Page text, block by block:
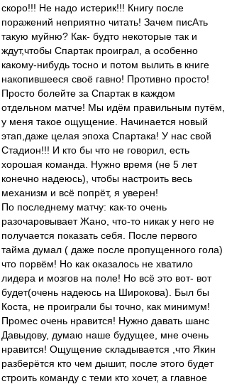
скоро!!! Не надо истерик!!! Книгу после
поражений неприятно читать! Зачем писАть
такую муйню? Как- будто некоторые так и
ждут,чтобы Спартак проиграл, а особенно
какому-нибудь тосно и потом вылить в книге
накопившееся своё гавно! Противно просто!
Просто болейте за Спартак в каждом
отдельном матче! Мы идём правильным путём,
у меня такое ощущение. Начинается новый
этап,даже целая эпоха Спартака! У нас свой
Стадион!!! И кто бы что не говорил, есть
хорошая команда. Нужно время (не 5 лет
конечно надеюсь), чтобы настроить весь
механизм и всё попрёт, я уверен!
По последнему матчу: как-то очень
разочаровывает Жано, что-то никак у него не
получается показать себя. После первого
тайма думал ( даже после пропущенного гола)
что порвём! Но как оказалось не хватило
лидера и мозгов на поле! Но всё это вот- вот
будет(очень надеюсь на Широкова). Был бы
Коста, не проиграли бы точно, как минимум!
Промес очень нравится! Нужно давать шанс
Давыдову, думаю наше будущее, мне очень
нравится! Ощущение складывается ,что Якин
разберётся кто чем дышит, после этого будет
строить команду с теми кто хочет, а главное